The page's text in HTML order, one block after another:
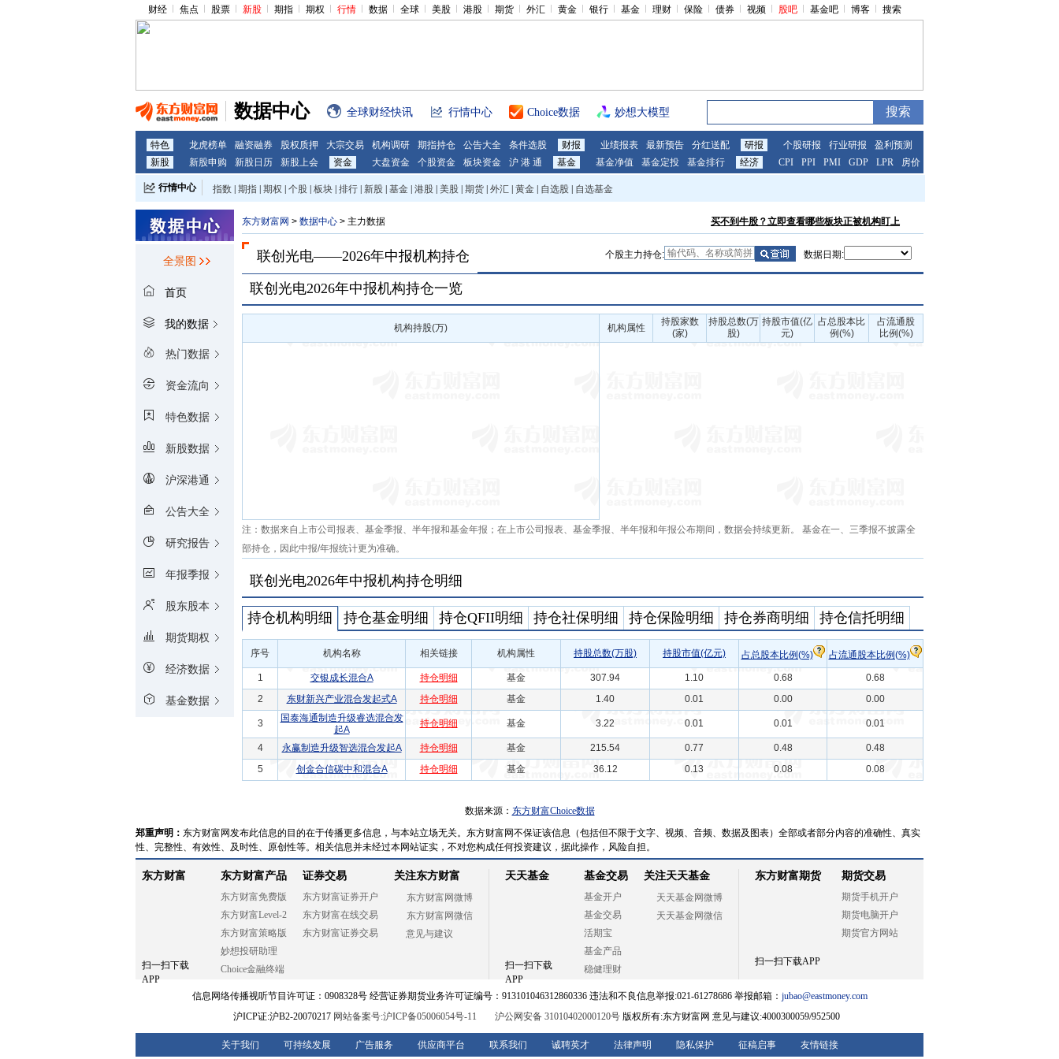
财经 焦点 股票 新股 期指 期权 行情 数据 全球 美股 港股 期货 外汇 黄金 银行 基金 理财 保险 债券 视频 股吧 基金吧 博客 搜索
数据中心 全球财经快讯 行情中心 Choice数据 妙想大模型
特色 龙虎榜单 融资融券 股权质押 大宗交易 机构调研 期指持仓 公告大全 条件选股 财报 业绩报表 最新预告 分红送配 研报 个股研报 行业研报
盈利预测
新股
新股申购 新股日历 新股上会 资金 大盘资金 个股资金 板块资金 沪 港 通 基金 基金净值 基金定投 基金排行 经济 CPI PPI PMI GDP LPR 房价
行情中心 指数 期指 期权 个股 板块 排行 新股 基金 港股 美股 期货 外汇 黄金 自选股 自选基金
全景图
首页
我的数据
热门数据
资金流向
特色数据
新股数据
沪深港通
公告大全
研究报告
年报季报
股东股本
期货期权
经济数据
基金数据
东方财富网 > 数据中心 > 主力数据 买不到牛股？立即查看哪些板块正被机构盯上
联创光电——2026年中报机构持仓 个股主力持仓: 数据日期:
联创光电2026年中报机构持仓一览
机构持股(万) 机构属性
持股家数
(家)
持股总数(万
股)
持股市值(亿
元)
占总股本比
例(%)
占流通股
比例(%)
注：数据来自上市公司报表、基金季报、半年报和基金年报；在上市公司报表、基金季报、半年报和年报公布期间，数据会持续更新。 基金在一、三季报不披露全
部持仓，因此中报/年报统计更为准确。
联创光电2026年中报机构持仓明细
持仓机构明细 持仓基金明细 持仓QFII明细 持仓社保明细 持仓保险明细 持仓券商明细 持仓信托明细
序号 机构名称 相关链接 机构属性 持股总数(万股) 持股市值(亿元) 占总股本比例(%) 占流通股本比例(%)
1 交银成长混合A 持仓明细 基金 307.94 1.10 0.68
0.68
2
东财新兴产业混合发起式A 持仓明细 基金 1.40 0.01 0.00 0.00
3
国泰海通制造升级睿选混合发
起A
持仓明细 基金 3.22 0.01 0.01 0.01
4 永赢制造升级智选混合发起A 持仓明细 基金 215.54 0.77 0.48
0.48
5
创金合信碳中和混合A 持仓明细 基金 36.12 0.13 0.08 0.08
数据来源： 东方财富Choice数据
郑重声明： 东方财富网发布此信息的目的在于传播更多信息，与本站立场无关。东方财富网不保证该信息（包括但不限于文字、视频、音频、数据及图表）全部或者部分内容的准确性、真实
性、完整性、有效性、及时性、原创性等。相关信息并未经过本网站证实，不对您构成任何投资建议，据此操作，风险自担。
东方财富
扫一扫下载
APP
东方财富产品
东方财富免费版
东方财富Level-2
东方财富策略版
妙想投研助理
Choice金融终端
证券交易
东方财富证券开户
东方财富在线交易
东方财富证券交易
关注东方财富
东方财富网微博
东方财富网微信
意见与建议
天天基金
扫一扫下载
APP
基金交易
基金开户
基金交易
活期宝
基金产品
稳健理财
关注天天基金
天天基金网微博
天天基金网微信
东方财富期货
扫一扫下载APP
期货交易
期货手机开户
期货电脑开户
期货官方网站
信息网络传播视听节目许可证：0908328号 经营证券期货业务许可证编号：913101046312860336 违法和不良信息举报:021-61278686 举报邮箱： jubao@eastmoney.com
沪ICP证:沪B2-20070217 网站备案号:沪ICP备05006054号-11 沪公网安备 31010402000120号版权所有:东方财富网 意见与建议:4000300059/952500
关于我们 可持续发展 广告服务 供应商平台 联系我们 诚聘英才 法律声明 隐私保护 征稿启事 友情链接